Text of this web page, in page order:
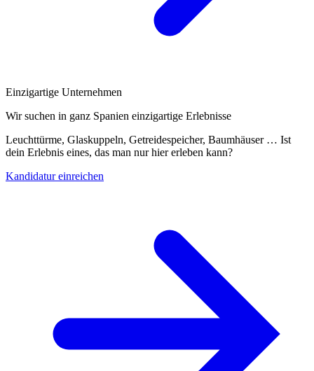
Einzigartige Unternehmen
Wir suchen in ganz Spanien einzigartige Erlebnisse
Leuchttürme, Glaskuppeln, Getreidespeicher, Baumhäuser … Ist
dein Erlebnis eines, das man nur hier erleben kann?
Kandidatur einreichen